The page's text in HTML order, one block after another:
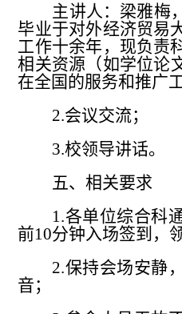
主讲人：梁雅梅
毕业于对外经济贸易
工作十余年，现负责
相关资源 （如学位论
在全国的服务和推广工
2.会议交流；
3.校领导讲话。
五、相关要求
1.各单位综合科
前10分钟入场签到，
2.保持会场安静
音；